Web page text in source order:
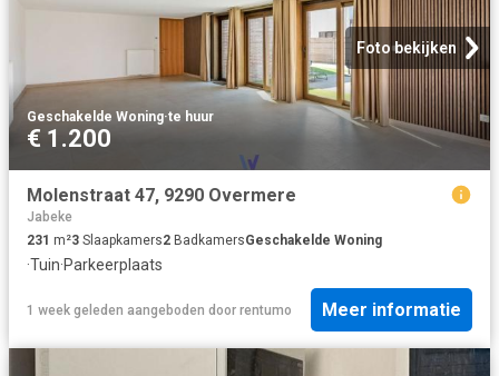
Foto bekijken
Geschakelde Woning·te huur
€ 1.200
Molenstraat 47, 9290 Overmere
Jabeke
231 m²3 Slaapkamers2 BadkamersGeschakelde Woning
·Tuin·Parkeerplaats
1 week geleden aangeboden door rentumo Meer informatie